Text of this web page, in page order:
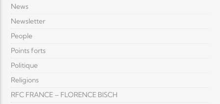
News
Newsletter
People
Points forts
Politique
Religions
RFC FRANCE – FLORENCE BISCH